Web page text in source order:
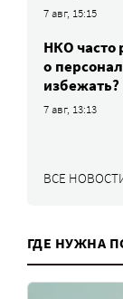
7 авг, 15:15
НКО часто
о
избежать?
7 авг, 13:13
ВСЕ
ГДЕ НУЖНА